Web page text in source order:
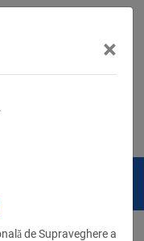
×
de Supraveghere a